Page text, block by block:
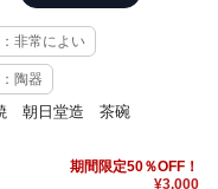
非常によい
陶器
朝日堂造 茶碗
期間限定50％OFF！
¥3,000